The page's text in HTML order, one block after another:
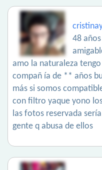
48
amo la naturaleza
compañ ía de ** años
más si somos
con filtro yaque yono
las fotos reservada
gente q abusa de ellos